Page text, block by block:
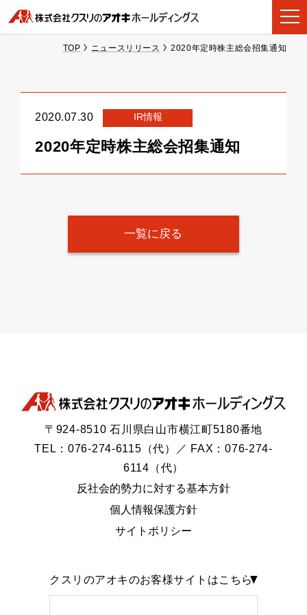
TOP ニュースリリース 2020年定時株主総会招集通知
2020.07.30 IR情報
2020年定時株主総会招集通知
一覧に戻る
〒924-8510 石川県白山市横江町5180番地
TEL：076-274-6115（代）／ FAX：076-274-
6114（代）
反社会的勢力に対する基本方針
個人情報保護方針
サイトポリシー
クスリのアオキのお客様サイトはこちら